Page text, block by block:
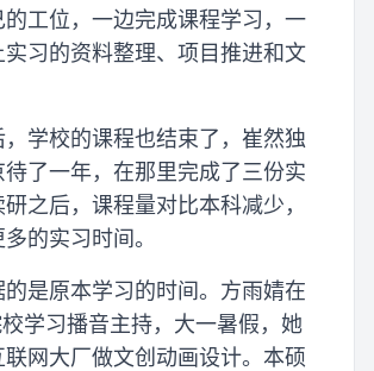
的工位，一边完成课程学习，一
习的资料整理、项目推进和文
，学校的课程也结束了，崔然独
待了一年，在那里完成了三份实
之后，课程量对比本科减少，
的实习时间。
的是原本学习的时间。方雨婧在
学习播音主持，大一暑假，她
联网大厂做文创动画设计。本硕